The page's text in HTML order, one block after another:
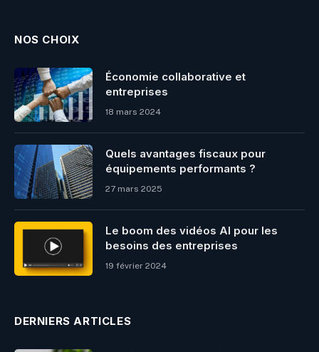
NOS CHOIX
Économie collaborative et
entreprises
18 mars 2024
Quels avantages fiscaux pour
équipements performants ?
27 mars 2025
Le boom des vidéos AI pour les
besoins des entreprises
19 février 2024
DERNIERS ARTICLES